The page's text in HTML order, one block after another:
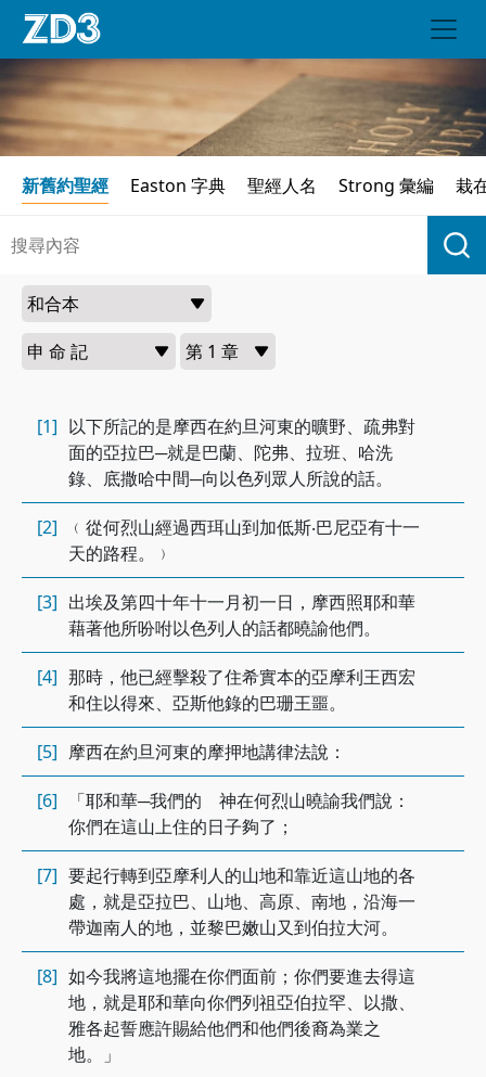
新舊約聖經 Easton 字典 聖經人名 Strong 彙編 栽
[1] 以下所記的是摩西在約旦河東的曠野、疏弗對
面的亞拉巴─就是巴蘭、陀弗、拉班、哈洗
錄、底撒哈中間─向以色列眾人所說的話。
[2]
﹙從何烈山經過西珥山到加低斯‧巴尼亞有十一
天的路程。﹚
[3] 出埃及第四十年十一月初一日，摩西照耶和華
藉著他所吩咐以色列人的話都曉諭他們。
[4] 那時，他已經擊殺了住希實本的亞摩利王西宏
和住以得來、亞斯他錄的巴珊王噩。
[5] 摩西在約旦河東的摩押地講律法說：
[6]
「耶和華─我們的 神在何烈山曉諭我們說：
你們在這山上住的日子夠了；
[7] 要起行轉到亞摩利人的山地和靠近這山地的各
處，就是亞拉巴、山地、高原、南地，沿海一
帶迦南人的地，並黎巴嫩山又到伯拉大河。
[8] 如今我將這地擺在你們面前；你們要進去得這
地，就是耶和華向你們列祖亞伯拉罕、以撒、
雅各起誓應許賜給他們和他們後裔為業之
地。」